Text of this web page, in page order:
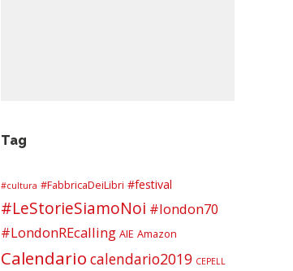
Tag
#cultura #FabbricaDeiLibri #festival
#LeStorieSiamoNoi #london70
#LondonREcalling AIE Amazon
Calendario calendario2019 CEPELL